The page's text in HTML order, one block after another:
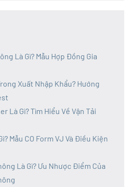
Là Gì? Mẫu Hợp Đồng Gia
Xuất Nhập Khẩu? Hướng
Là Gì? Tìm Hiểu Về Vận Tải
Mẫu CO Form VJ Và Điều Kiện
Là Gì? Ưu Nhược Điểm Của